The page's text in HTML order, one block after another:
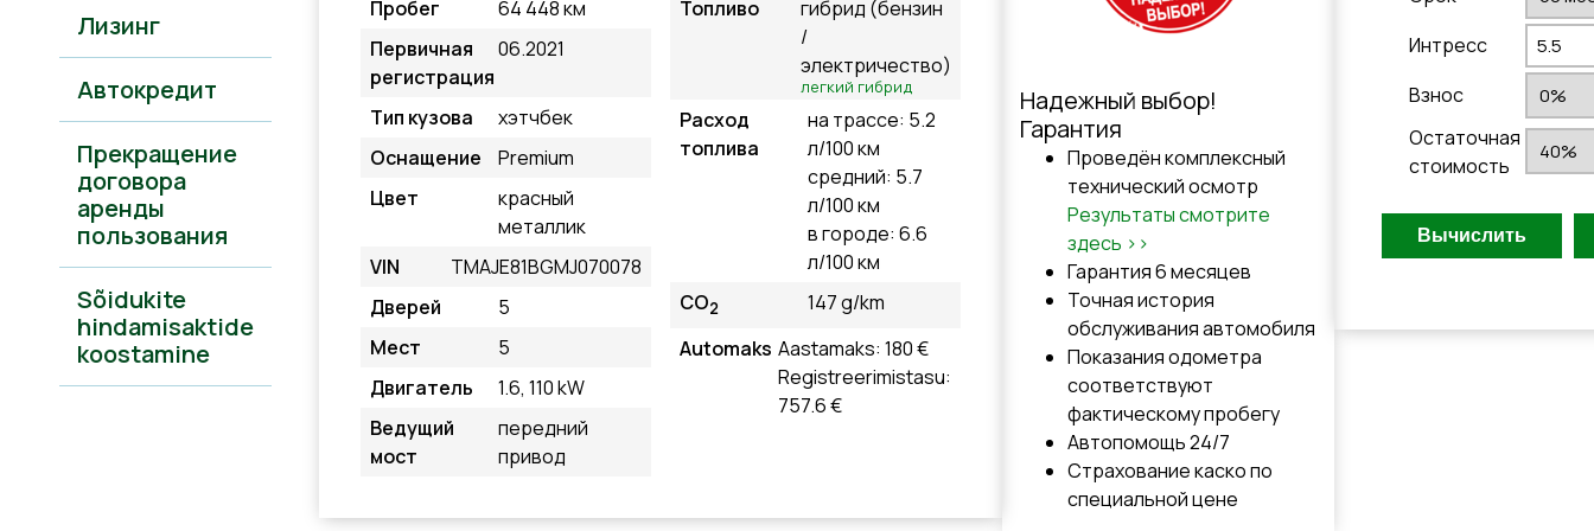
Лизинг
Автокредит
Прекращение
договора
аренды
пользования
Sõidukite
hindamisaktide
koostamine
Пробег
64 448 км
Первичная
регистрация
06.2021
Тип кузова
хэтчбек
Оснащение
Premium
Цвет
красный
металлик
VIN
TMAJE81BGMJ070078
Дверей
5
Мест
5
Двигатель
1.6, 110 kW
Ведущий
мост
передний
привод
Топливо
гибрид (бензин
/
электричество)
легкий гибрид
Расход
топлива
на трассе: 5.2
л/100 км
средний: 5.7
л/100 км
в городе: 6.6
л/100 км
CO2
147 g/km
Automaks Aastamaks: 180 €
Registreerimistasu:
757.6 €
Надежный выбор!
Гарантия
Проведён комплексный
технический осмотр
Результаты смотрите
здесь >>
Гарантия 6 месяцев
Точная история
обслуживания автомобиля
Показания одометра
соответствуют
фактическому пробегу
Автопомощь 24/7
Cтрахованиe каско по
специальной цене
Интресс
Взнос
Остаточная
стоимость